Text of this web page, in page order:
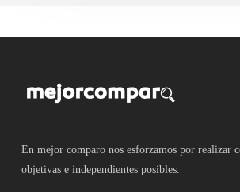
En mejor comparo nos esforzamos por realizar
objetivas e independientes posibles.